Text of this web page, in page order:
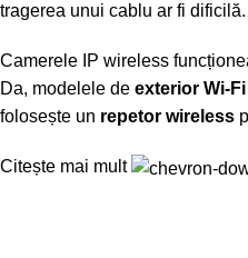
tragerea unui cablu ar fi dificilă.
Camerele IP wireless
Da, modelele de exterior Wi-Fi
folosește un repetor wireless
Citește mai mult